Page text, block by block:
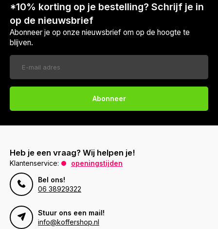
*10% korting op je bestelling? Schrijf je in
op de nieuwsbrief
Abonneer je op onze nieuwsbrief om op de hoogte te
blijven.
Abonneer
Heb je een vraag? Wij helpen je!
Klantenservice:
openingstijden
Bel ons!
06 38929322
Stuur ons een mail!
info@koffershop.nl